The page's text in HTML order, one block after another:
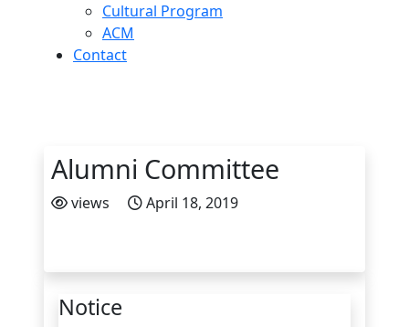
Cultural Program
ACM
Contact
Alumni Committee
views April 18, 2019
Notice